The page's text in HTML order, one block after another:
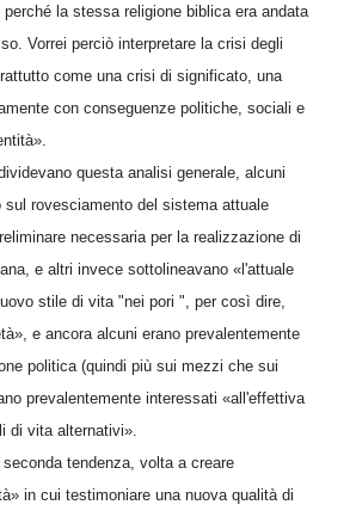
la stessa religione biblica era andata
Vorrei perciò interpretare la crisi degli
come una crisi di significato, una
con conseguenze politiche, sociali e
questa analisi generale, alcuni
sul rovesciamento del sistema attuale
necessaria per la realizzazione di
e altri invece sottolineavano «l'attuale
stile di vita "nei pori ", per così dire,
e ancora alcuni erano prevalentemente
politica (quindi più sui mezzi che sui
prevalentemente interessati «all'effettiva
di vita alternativi».
tendenza, volta a creare
in cui testimoniare una nuova qualità di